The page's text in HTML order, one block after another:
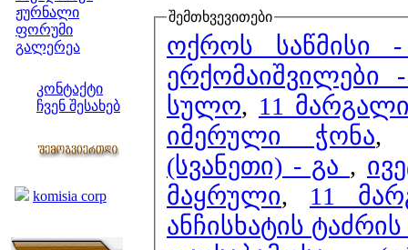
ჟურნალი
ფორუმი
გალერეა
კონტაქტი
ჩვენ შესახებ
komisia corp
შემთხვევითები
ოქროს საწმისი
ერქომაიშვილები
სულო, 11
იმერული ჭონა
(სვანეთი) - გა ,
მაყრული, 11
ანჩისხატის